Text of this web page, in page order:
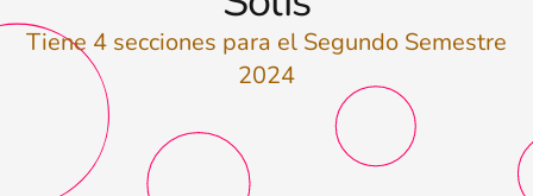
Tiene 4 secciones para el Segundo Semestre
2024